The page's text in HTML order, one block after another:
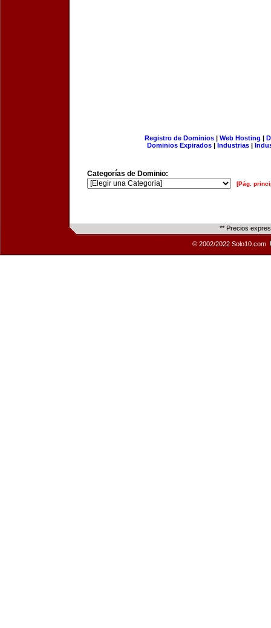
Registro de Dominios| Web Hosting |
Dominios Expirados | Industrias |
Categorías de Dominio:
[Pág.
** Precios
© 2002/2022 Solo10.com